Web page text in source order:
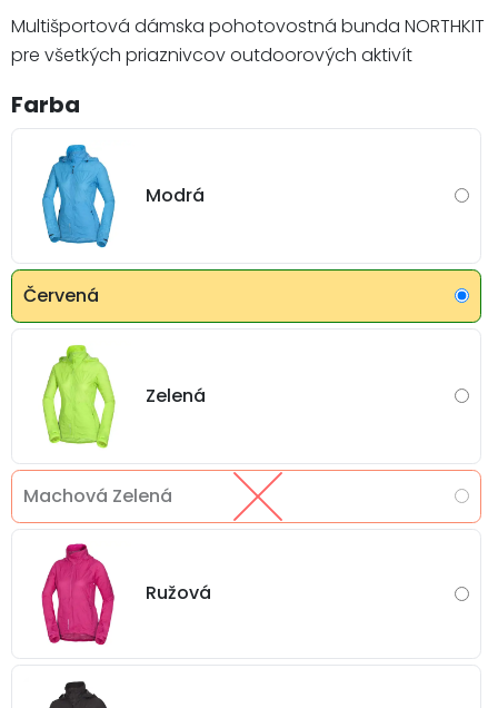
Multišportová dámska pohotovostná bunda NORTHKIT
pre všetkých priaznivcov outdoorových aktivít
Farba
Modrá
Červená
Zelená
Machová Zelená
Ružová